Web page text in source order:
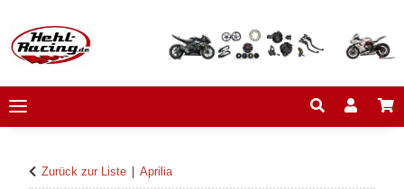
Zurück zur Liste Aprilia